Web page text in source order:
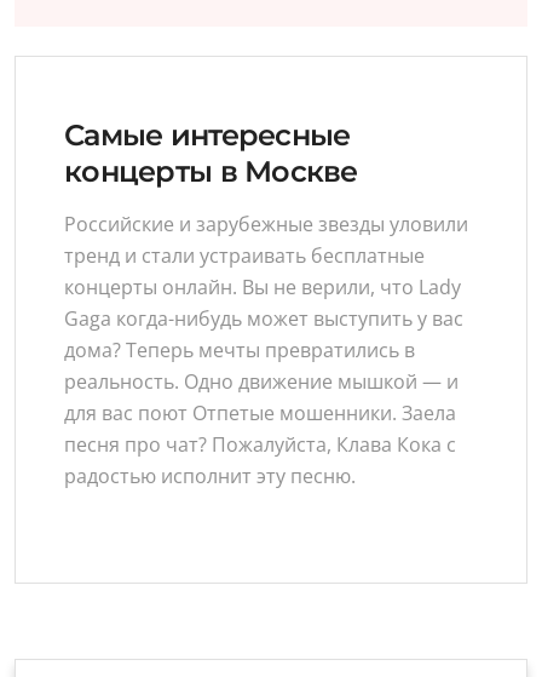
Самые интересные
концерты в Москве
Российские и зарубежные звезды уловили
тренд и стали устраивать бесплатные
концерты онлайн. Вы не верили, что Lady
Gaga когда-нибудь может выступить у вас
дома? Теперь мечты превратились в
реальность. Одно движение мышкой — и
для вас поют Отпетые мошенники. Заела
песня про чат? Пожалуйста, Клава Кока с
радостью исполнит эту песню.